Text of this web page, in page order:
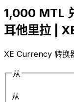
1,000 MTL
耳他里拉 |
XE Currency 转换
从
从